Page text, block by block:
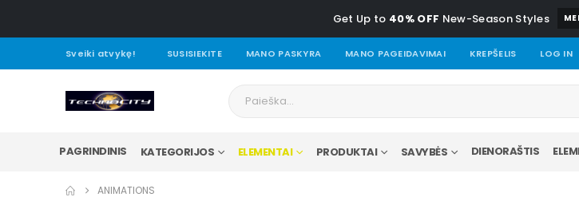
Get Up to 40% OFF New-Season Styles
Sveiki atvykę! SUSISIEKITE MANO PASKYRA MANO PAGEIDAVIMAI KREPŠELIS LOG IN
PAGRINDINIS KATEGORIJOS ELEMENTAI PRODUKTAI SAVYBĖS DIENORAŠTIS
ANIMATIONS